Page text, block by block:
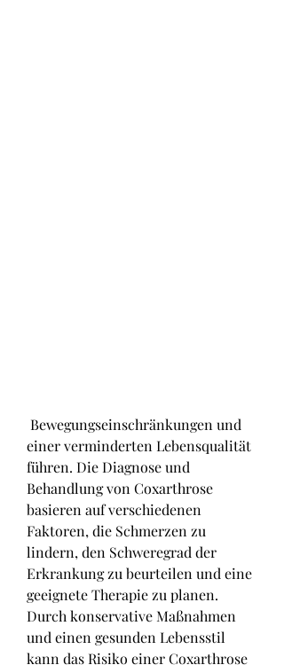
einer verminderten Lebensqualität
führen. Die Diagnose und
Behandlung von Coxarthrose
basieren auf verschiedenen
Faktoren, die Schmerzen zu
lindern, den Schweregrad der
Erkrankung zu beurteilen und eine
geeignete Therapie zu planen.
Durch konservative Maßnahmen
und einen gesunden Lebensstil
kann das Risiko einer Coxarthrose